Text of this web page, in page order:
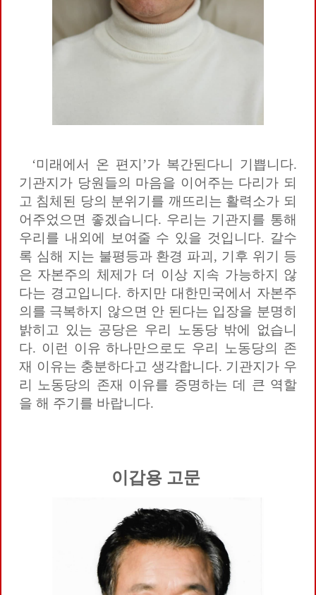
‘미래에서 온 편지’가 복간된다니 기쁩니다.
기관지가 당원들의 마음을 이어주는 다리가 되
고 침체된 당의 분위기를 깨뜨리는 활력소가 되
어주었으면 좋겠습니다. 우리는 기관지를 통해
우리를 내외에 보여줄 수 있을 것입니다. 갈수
록 심해 지는 불평등과 환경 파괴, 기후 위기 등
은 자본주의 체제가 더 이상 지속 가능하지 않
다는 경고입니다. 하지만 대한민국에서 자본주
의를 극복하지 않으면 안 된다는 입장을 분명히
밝히고 있는 공당은 우리 노동당 밖에 없습니
다. 이런 이유 하나만으로도 우리 노동당의 존
재 이유는 충분하다고 생각합니다. 기관지가 우
리 노동당의 존재 이유를 증명하는 데 큰 역할
을 해 주기를 바랍니다.
이갑용 고문